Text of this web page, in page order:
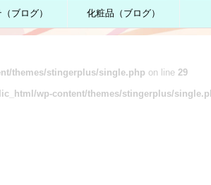
ブログ） 化粧品（ブログ）
themes/stingerplus/single.php on line 29
wp-content/themes/stingerplus/